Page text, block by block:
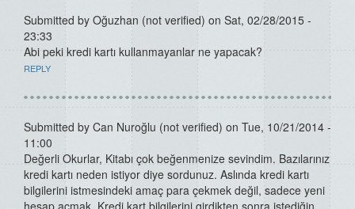
Submitted by Oğuzhan (not verified) on Sat, 02/28/2015 -
23:33
Abi peki kredi kartı kullanmayanlar ne yapacak?
REPLY
Submitted by Can Nuroğlu (not verified) on Tue, 10/21/2014 -
11:00
Değerli Okurlar, Kitabı çok beğenmenize sevindim. Bazılarınız
kredi kartı neden istiyor diye sordunuz. Aslında kredi kartı
bilgilerini istmesindeki amaç para çekmek değil, sadece yeni
hesap açmak. Kredi kart bilgilerini girdikten sonra istediğin